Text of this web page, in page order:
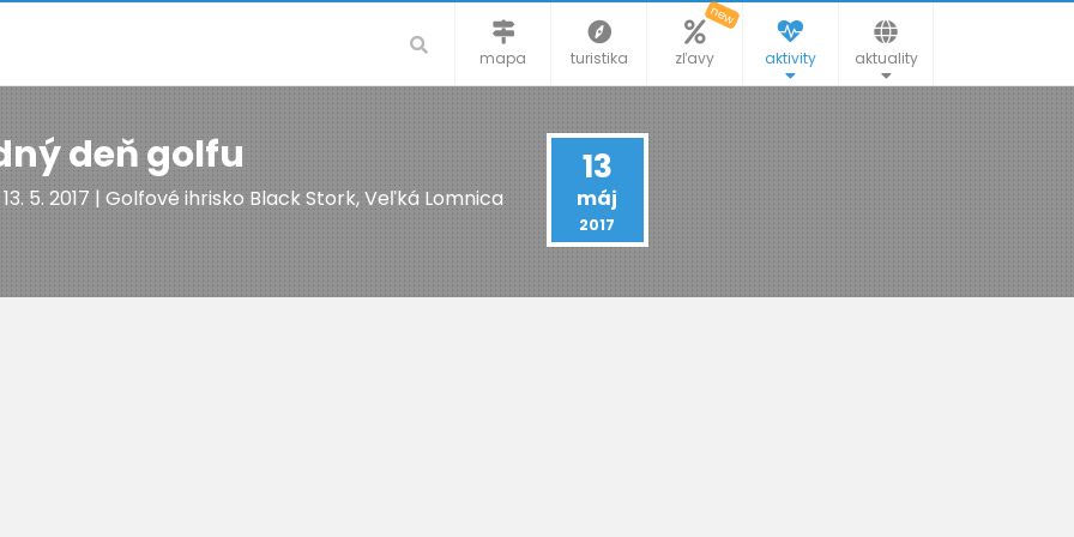
mapa turistika
new
zľavy aktivity aktuality
deň golfu
13. 5. 2017 | Golfové ihrisko Black Stork, Veľká Lomnica
13
máj
2017